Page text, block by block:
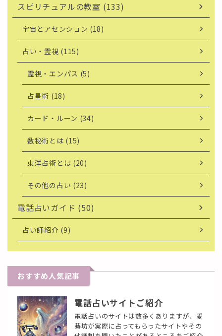
スピリチュアルの教室 (133)
宇宙とアセンション (18)
占い・霊視 (115)
霊視・エンパス (5)
占星術 (18)
カード・ルーン (34)
数秘術とは (15)
東洋占術とは (20)
その他の占い (23)
電話占いガイド (50)
占い師紹介 (9)
おすすめ人気記事
電話占いサイトご紹介
電話占いのサイトは数多くありますが、愛
蒔坊が実際に占ってもらったサイトやその